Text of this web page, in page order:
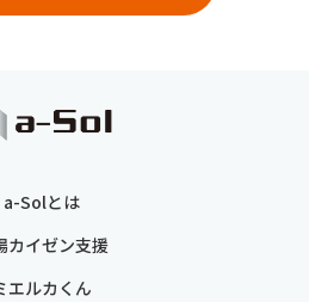
a-Solとは
カイゼン支援
エルカくん